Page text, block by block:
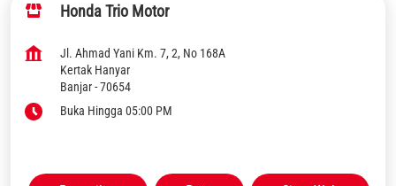
Honda Trio Motor
Jl. Ahmad Yani Km. 7, 2, No 168A
Kertak Hanyar
Banjar-70654
Buka Hingga 05:00 PM